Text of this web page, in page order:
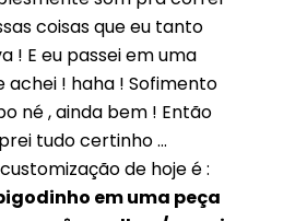
coisas que eu tanto
! E eu passei em uma
achei ! haha ! Sofimento
né , ainda bem ! Então
tudo certinho ...
de hoje é :
em uma peça